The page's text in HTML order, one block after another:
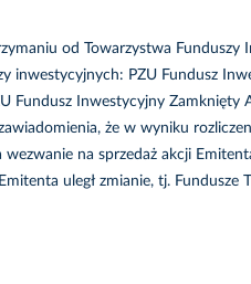
od Towarzystwa Funduszy
inwestycyjnych: PZU Fundusz
Fundusz Inwestycyjny
że w wyniku
na sprzedaż akcji
uległ zmianie, tj. Fundusze